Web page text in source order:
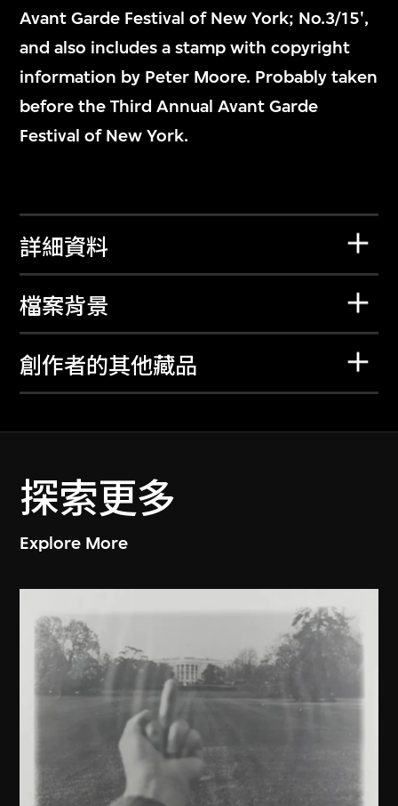
Avant Garde Festival of New York; No.3/15',
and also includes a stamp with copyright
information by Peter Moore. Probably taken
before the Third Annual Avant Garde
Festival of New York.
詳細資料
檔案背景
創作者的其他藏品
探索更多
Explore More